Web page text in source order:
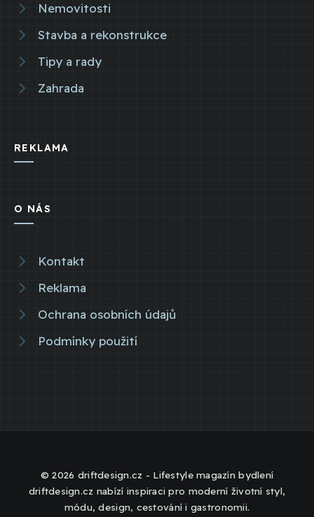
Nemovitosti
Stavba a rekonstrukce
Tipy a rady
Zahrada
REKLAMA
O NÁS
Kontakt
Reklama
Ochrana osobních údajů
Podmínky použití
© 2026 driftdesign.cz - Lifestyle magazín bydlení
driftdesign.cz nabízí inspiraci pro moderní životní styl,
módu, design, cestování i gastronomii.